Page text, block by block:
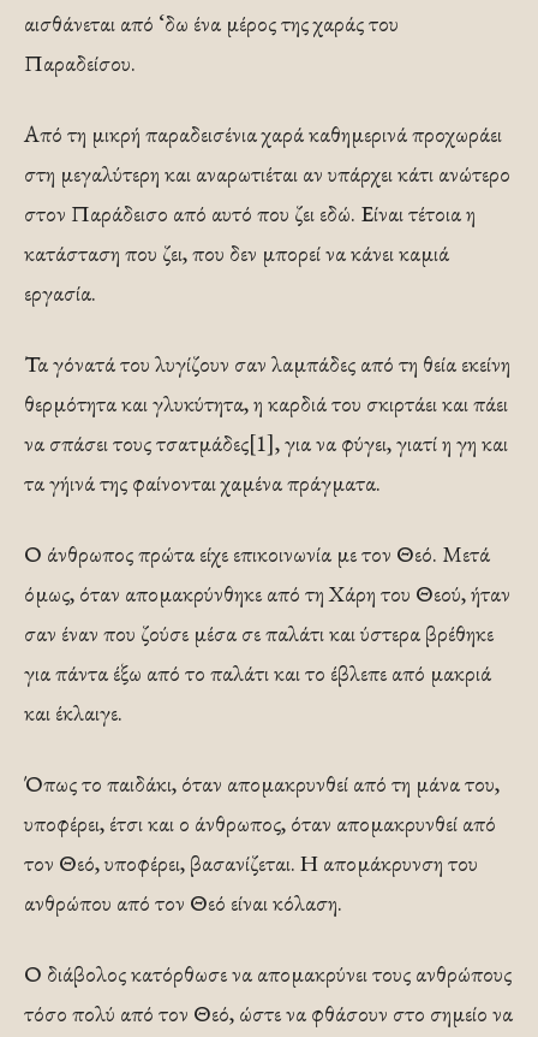
αισθάνεται από ‘δω ένα μέρος της χαράς του
Παραδείσου.
Από τη μικρή παραδεισένια χαρά καθημερινά προχωράει
στη μεγαλύτερη και αναρωτιέται αν υπάρχει κάτι ανώτερο
στον Παράδεισο από αυτό που ζει εδώ. Είναι τέτοια η
κατάσταση που ζει, που δεν μπορεί να κάνει καμιά
εργασία.
Τα γόνατά του λυγίζουν σαν λαμπάδες από τη θεία εκείνη
θερμότητα και γλυκύτητα, η καρδιά του σκιρτάει και πάει
να σπάσει τους τσατμάδες[1], για να φύγει, γιατί η γη και
τα γήινά της φαίνονται χαμένα πράγματα.
Ο άνθρωπος πρώτα είχε επικοινωνία με τον Θεό. Μετά
όμως, όταν απομα­κρύν­θηκε από τη Χάρη του Θεού, ήταν
σαν έναν που ζούσε μέσα σε παλάτι και ύστερα βρέθηκε
για πάντα έξω από το παλάτι και το έβλεπε από μακριά
και έκλαιγε.
Όπως το παιδάκι, όταν απομακρυνθεί από τη μάνα του,
υποφέρει, έτσι και ο άνθρωπος, όταν απομακρυνθεί από
τον Θεό, υποφέρει, βασανίζεται. Η απομάκρυνση του
ανθρώπου από τον Θεό είναι κόλαση.
Ο διάβολος κατόρθωσε να απομακρύνει τους ανθρώπους
τόσο πολύ από τον Θεό, ώστε να φθάσουν στο σημείο να